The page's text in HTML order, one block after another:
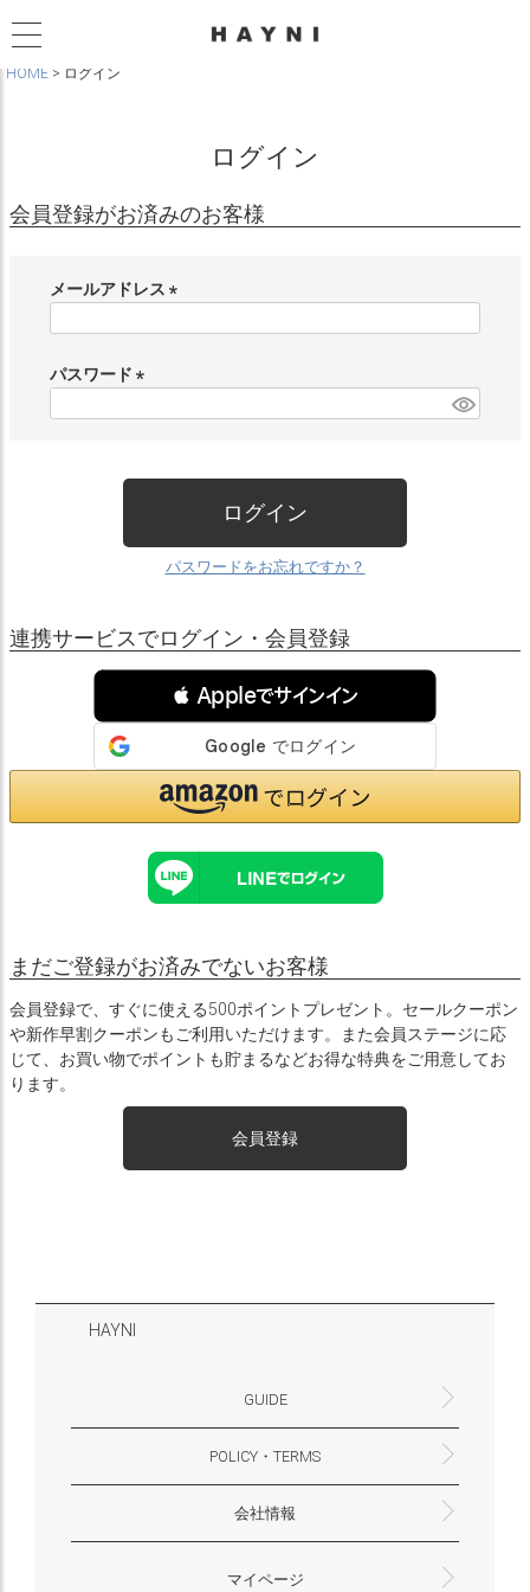
HOME ログイン
ログイン
会員登録がお済みのお客様
メールアドレス
)
パスワード
)
ログイン
パスワードをお忘れですか？
連携サービスでログイン・会員登録
 Appleでサインイン
まだご登録がお済みでないお客様
会員登録で、すぐに使える500ポイントプレゼント。セールクーポン
や新作早割クーポンもご利用いただけます。また会員ステージに応
じて、お買い物でポイントも貯まるなどお得な特典をご用意してお
ります。
会員登録
HAYNI
GUIDE
よくあるご質問・お問合せ
お支払いについて
配送・送料について
ギフトサービスについて
一緒に働く？(HAYNI採用情報サイトへ)
for Foreigners (overseas delivery)
POLICY・TERMS
返品・交換について
プライバシーポリシー
特定商取引法に基づく表示
外部送信ポリシー
会社情報
大阪府大阪市淀川区十八条3-9-35
電話番号：06-6868-9671
※お電話でのお問合せ受付は行っておりません
メール：support@hayni.jp
お問い合わせはこちらからお願いいたします
営業時間：10：00～15：00（金曜日は14：00ま
定休日： 土・日・祝祭日
※土日祝祭日はお休みをいただきます。
メールの返信は翌営業日となりますので、ご了承
マイページ